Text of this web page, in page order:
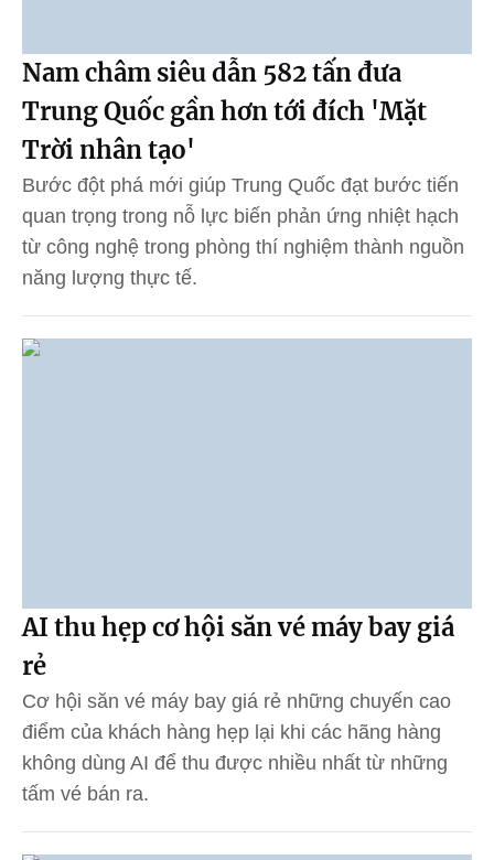
Nam châm siêu dẫn 582 tấn đưa
Trung Quốc gần hơn tới đích 'Mặt
Trời nhân tạo'
Bước đột phá mới giúp Trung Quốc đạt bước tiến
quan trọng trong nỗ lực biến phản ứng nhiệt hạch
từ công nghệ trong phòng thí nghiệm thành nguồn
năng lượng thực tế.
AI thu hẹp cơ hội săn vé máy bay giá
rẻ
Cơ hội săn vé máy bay giá rẻ những chuyến cao
điểm của khách hàng hẹp lại khi các hãng hàng
không dùng AI để thu được nhiều nhất từ những
tấm vé bán ra.